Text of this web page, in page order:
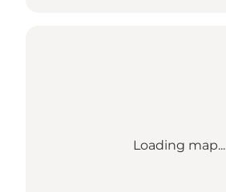
Loading map...